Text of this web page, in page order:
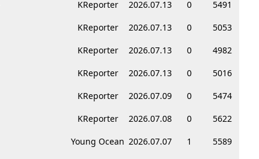
KReporter 2026.07.13 0
5491
KReporter 2026.07.13 0
5053
KReporter 2026.07.13 0
4982
KReporter 2026.07.13 0
5016
KReporter 2026.07.09 0
5474
KReporter 2026.07.08 0
5622
Young Ocean 2026.07.07 1
5589